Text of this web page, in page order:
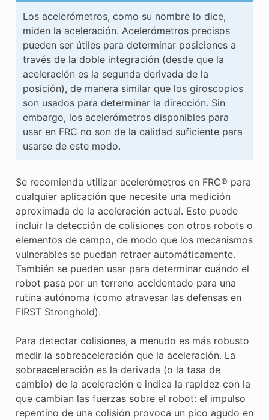
Los acelerómetros, como su nombre lo dice,
miden la aceleración. Acelerómetros precisos
pueden ser útiles para determinar posiciones a
través de la doble integración (desde que la
aceleración es la segunda derivada de la
posición), de manera similar que los giroscopios
son usados para determinar la dirección. Sin
embargo, los acelerómetros disponibles para
usar en FRC no son de la calidad suficiente para
usarse de este modo.
Se recomienda utilizar acelerómetros en FRC® para
cualquier aplicación que necesite una medición
aproximada de la aceleración actual. Esto puede
incluir la detección de colisiones con otros robots o
elementos de campo, de modo que los mecanismos
vulnerables se puedan retraer automáticamente.
También se pueden usar para determinar cuándo el
robot pasa por un terreno accidentado para una
rutina autónoma (como atravesar las defensas en
FIRST Stronghold).
Para detectar colisiones, a menudo es más robusto
medir la sobreaceleración que la aceleración. La
sobreaceleración es la derivada (o la tasa de
cambio) de la aceleración e indica la rapidez con la
que cambian las fuerzas sobre el robot: el impulso
repentino de una colisión provoca un pico agudo en